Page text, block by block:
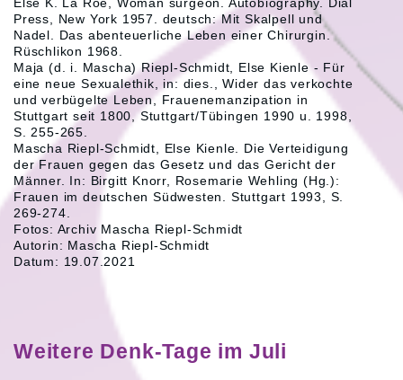
Press, New York 1957. deutsch: Mit Skalpell und
Nadel. Das abenteuerliche Leben einer Chirurgin.
Rüschlikon 1968.
Maja (d. i. Mascha) Riepl-Schmidt, Else Kienle - Für
eine neue Sexualethik, in: dies., Wider das verkochte
und verbügelte Leben, Frauenemanzipation in
Stuttgart seit 1800, Stuttgart/Tübingen 1990 u. 1998,
S. 255-265.
Mascha Riepl-Schmidt, Else Kienle. Die Verteidigung
der Frauen gegen das Gesetz und das Gericht der
Männer. In: Birgitt Knorr, Rosemarie Wehling (Hg.):
Frauen im deutschen Südwesten. Stuttgart 1993, S.
269-274.
Fotos: Archiv Mascha Riepl-Schmidt
Autorin: Mascha Riepl-Schmidt
Datum: 19.07.2021
Weitere Denk-Tage im Juli